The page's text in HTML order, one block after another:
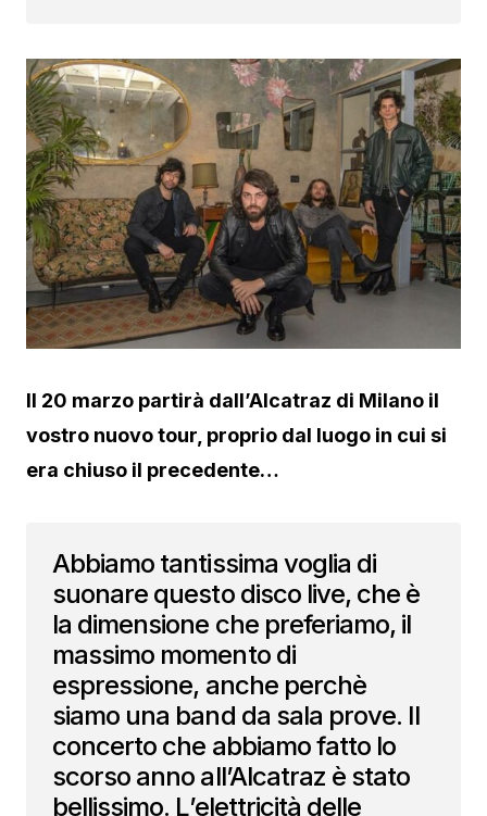
Il 20 marzo partirà dall’Alcatraz di Milano il
vostro nuovo tour, proprio dal luogo in cui si
era chiuso il precedente…
Abbiamo tantissima voglia di
suonare questo disco live, che è
la dimensione che preferiamo, il
massimo momento di
espressione, anche perchè
siamo una band da sala prove. Il
concerto che abbiamo fatto lo
scorso anno all’Alcatraz è stato
bellissimo. L’elettricità delle